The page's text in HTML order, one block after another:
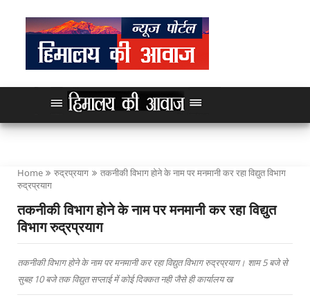
Home रुद्रप्रयाग
तकनीकी विभाग होने के नाम पर मनमानी कर रहा विद्युत विभाग
रुद्रप्रयाग
तकनीकी विभाग होने के नाम पर मनमानी कर रहा विद्युत
विभाग रुद्रप्रयाग
तकनीकी विभाग होने के नाम पर मनमानी कर रहा विद्युत विभाग रुद्रप्रयाग। शाम 5 बजे से
सुबह 10 बजे तक विद्युत सप्लाई में कोई दिक्कत नही जैसे ही कार्यालय ख